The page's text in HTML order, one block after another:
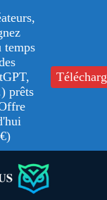
temps
prêts